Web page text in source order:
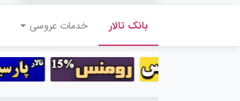
بانک تالار خدمات عروسی